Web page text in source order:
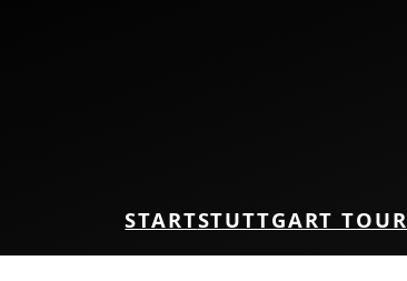
STARTSTUTTGART TOUR